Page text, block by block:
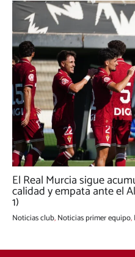
El Real Murcia sigue
calidad y empata ante el
1)
Noticias club,Noticias primer equipo,